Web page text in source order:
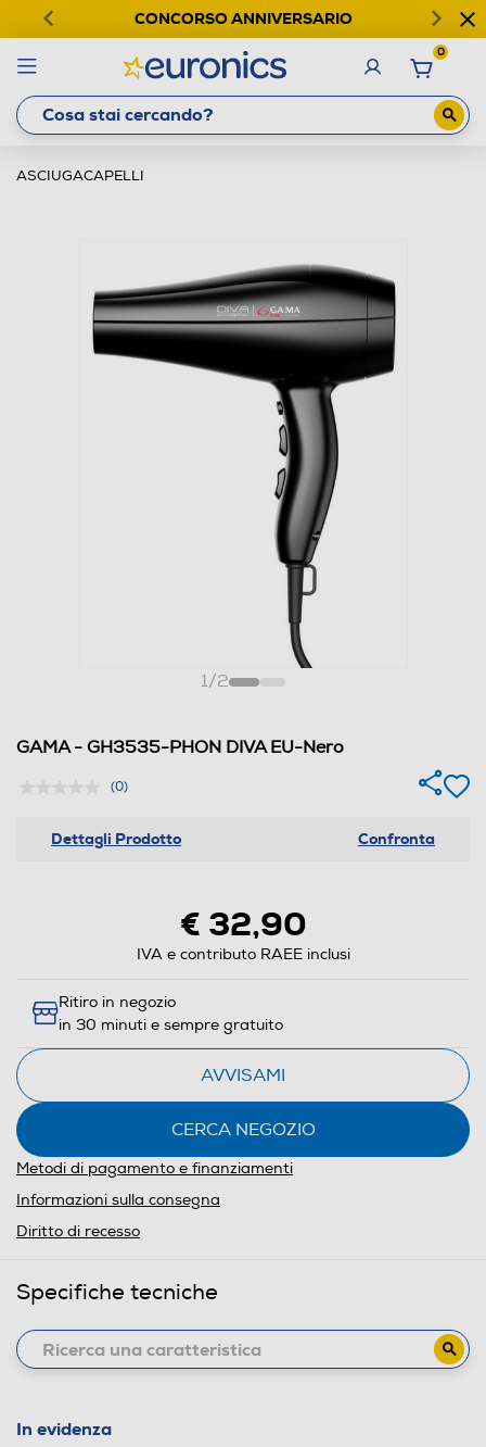
CONCORSO ANNIVERSARIO
0
ASCIUGACAPELLI
1/2
GAMA - GH3535-PHON DIVA EU-Nero
(0)
Dettagli Prodotto Confronta
€ 32,90
IVA e contributo RAEE inclusi
Ritiro in negozio
in 30 minuti e sempre gratuito
AVVISAMI
CERCA NEGOZIO
Metodi di pagamento e finanziamenti
Informazioni sulla consegna
Diritto di recesso
Specifiche tecniche
In evidenza